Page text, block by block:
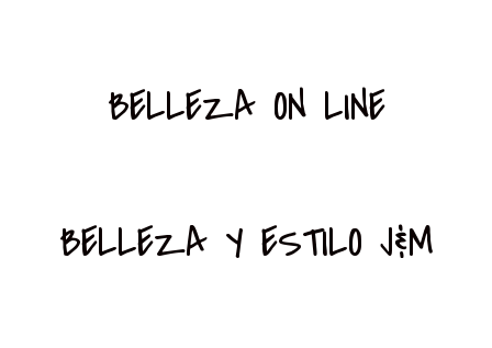
BELLEZA ON LINE
BELLEZA Y ESTILO J&M